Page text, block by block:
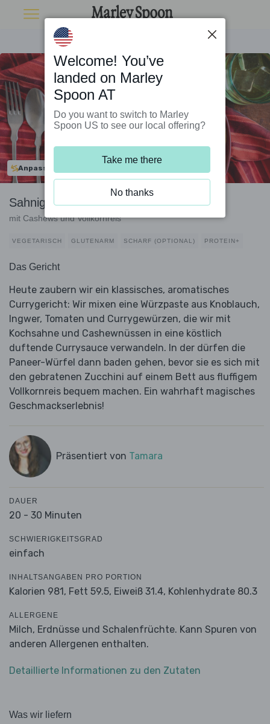
Anpassbar
Sahnig-feines Zucchini-Paneer-Curry
mit Cashews und Vollkornreis
VEGETARISCH GLUTENARM SCHARF (OPTIONAL) PROTEIN+
Das Gericht
Heute zaubern wir ein klassisches, aromatisches
Currygericht: Wir mixen eine Würzpaste aus Knoblauch,
Ingwer, Tomaten und Currygewürzen, die wir mit
Kochsahne und Cashewnüssen in eine köstlich
duftende Currysauce verwandeln. In der dürfen die
Paneer-Würfel dann baden gehen, bevor sie es sich mit
den gebratenen Zucchini auf einem Bett aus fluffigem
Vollkornreis bequem machen. Ein wahrhaft magisches
Geschmackserlebnis!
Präsentiert von Tamara
DAUER
20 - 30 Minuten
SCHWIERIGKEITSGRAD
einfach
INHALTSANGABEN PRO PORTION
Kalorien 981, Fett 59.5, Eiweiß 31.4, Kohlenhydrate 80.3
ALLERGENE
Milch, Erdnüsse und Schalenfrüchte. Kann Spuren von
anderen Allergenen enthalten.
Detaillierte Informationen zu den Zutaten
Was wir liefern
Welcome! You’ve
landed on Marley
Spoon AT
Do you want to switch to Marley
Spoon US to see our local offering?
Take me there
No thanks